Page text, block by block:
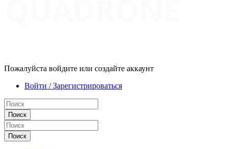
Пожалуйста войдите или создайте аккаунт
Войти / Зарегистрироваться
Поиск
Поиск